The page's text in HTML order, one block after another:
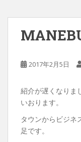
2017年2月5日
紹介が遅くなりま
いおります。
タウンからビジネ
足です。